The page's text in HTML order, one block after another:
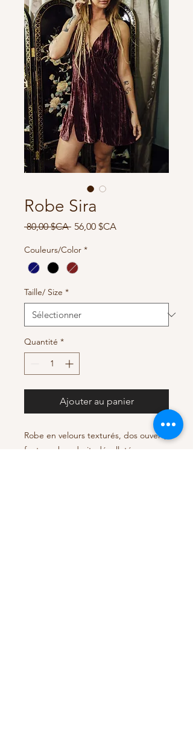
Robe Sira
80,00 $CA Prix
56,00 $CAPrix
Couleurs/Color *
Taille/ Size *
Quantité *
Ajouter au panier
Robe en velours texturés, dos ouvert,
fente au bas droit, décolleté